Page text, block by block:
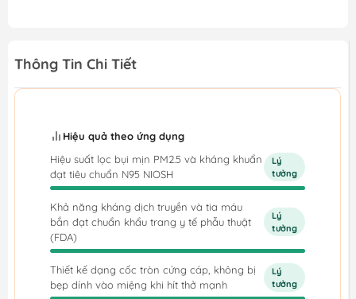
Thông Tin Chi Tiết
Hiệu quả theo ứng dụng
Hiệu suất lọc bụi mịn PM2.5 và kháng khuẩn
đạt tiêu chuẩn N95 NIOSH
Lý
tưởng
Khả năng kháng dịch truyền và tia máu
bắn đạt chuẩn khẩu trang y tế phẫu thuật
(FDA)
Lý
tưởng
Thiết kế dạng cốc tròn cứng cáp, không bị
bẹp dính vào miệng khi hít thở mạnh
Lý
tưởng